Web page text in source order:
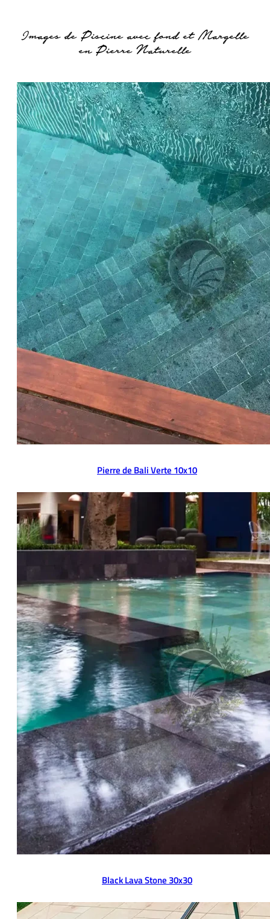
Images de Piscine avec fond et Margelle
en Pierre Naturelle
Pierre de Bali Verte 10x10
Black Lava Stone 30x30